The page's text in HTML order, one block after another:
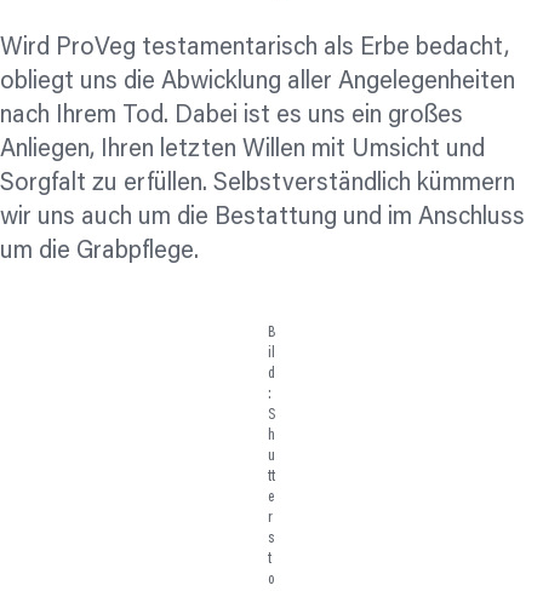
Wird ProVeg testamentarisch als Erbe bedacht,
obliegt uns die Abwicklung aller Angelegenheiten
nach Ihrem Tod. Dabei ist es uns ein großes
Anliegen, Ihren letzten Willen mit Umsicht und
Sorgfalt zu erfüllen. Selbstverständlich kümmern
wir uns auch um die Bestattung und im Anschluss
um die Grabpflege.
B
il
d
:
S
h
u
tt
e
r
s
t
o